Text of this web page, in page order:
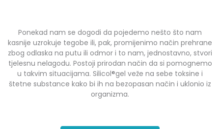
Ponekad nam se dogodi da pojedemo nešto što nam
kasnije uzrokuje tegobe ili, pak, promijenimo način prehrane
zbog odlaska na putu ili odmor i to nam, jednostavno, stvori
tjelesnu nelagodu. Postoji prirodan način da si pomognemo
u takvim situacijama. Silicol®gel veže na sebe toksine i
štetne substance kako bi ih na bezopasan način i uklonio iz
organizma.